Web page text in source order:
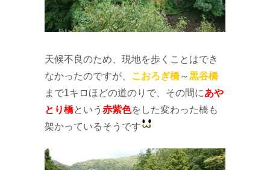
天候不良のため、現地を歩くことはでき
なかったのですが、 こおろぎ橋～黒谷橋
まで1キロほどの道のりで、その間にあや
とり橋という 赤紫色をした変わった橋も
架かっているそうです